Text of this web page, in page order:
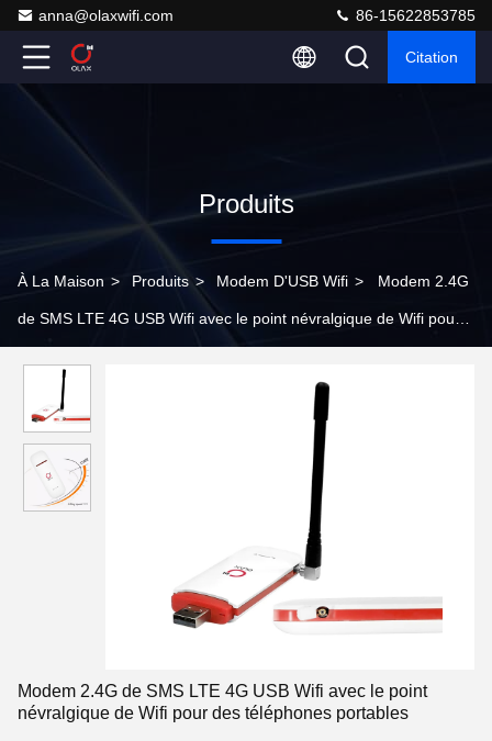
anna@olaxwifi.com 86-15622853785
Citation
Produits
À La Maison > Produits > Modem D'USB Wifi > Modem 2.4G
de SMS LTE 4G USB Wifi avec le point névralgique de Wifi pour
Modem 2.4G de SMS LTE 4G USB Wifi avec le point
névralgique de Wifi pour des téléphones portables